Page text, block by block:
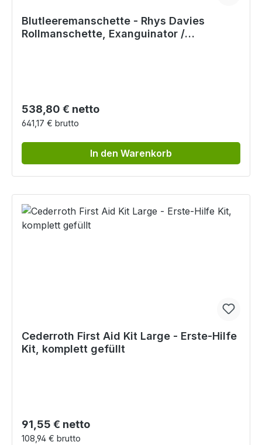
Blutleeremanschette - Rhys Davies
Rollmanschette, Exanguinator /
Regulärer Preis:
538,80 € netto
641,17 € brutto
In den Warenkorb
Cederroth First Aid Kit Large - Erste-Hilfe
Kit, komplett gefüllt
Regulärer Preis:
91,55 € netto
108,94 € brutto